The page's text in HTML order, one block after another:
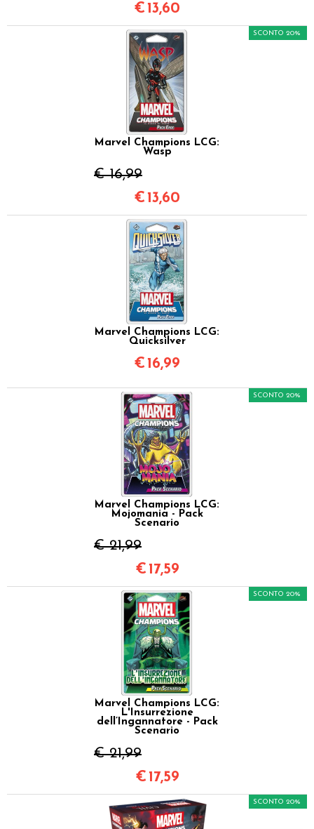
€ 13,60
Marvel Champions LCG:
Wasp
€ 16,99
SCONTO 20%
€ 13,60
Marvel Champions LCG:
Quicksilver
€ 16,99
Marvel Champions LCG:
Mojomania - Pack
Scenario
€ 21,99
SCONTO 20%
€ 17,59
Marvel Champions LCG:
L'Insurrezione
dell’Ingannatore - Pack
Scenario
€ 21,99
SCONTO 20%
€ 17,59
SCONTO 20%